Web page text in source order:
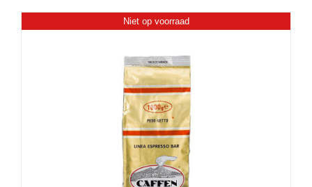
Niet op voorraad